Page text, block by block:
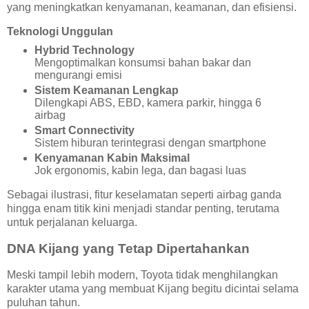
yang meningkatkan kenyamanan, keamanan, dan efisiensi.
Teknologi Unggulan
Hybrid Technology
Mengoptimalkan konsumsi bahan bakar dan
mengurangi emisi
Sistem Keamanan Lengkap
Dilengkapi ABS, EBD, kamera parkir, hingga 6
airbag
Smart Connectivity
Sistem hiburan terintegrasi dengan smartphone
Kenyamanan Kabin Maksimal
Jok ergonomis, kabin lega, dan bagasi luas
Sebagai ilustrasi, fitur keselamatan seperti airbag ganda
hingga enam titik kini menjadi standar penting, terutama
untuk perjalanan keluarga.
DNA Kijang yang Tetap Dipertahankan
Meski tampil lebih modern, Toyota tidak menghilangkan
karakter utama yang membuat Kijang begitu dicintai selama
puluhan tahun.